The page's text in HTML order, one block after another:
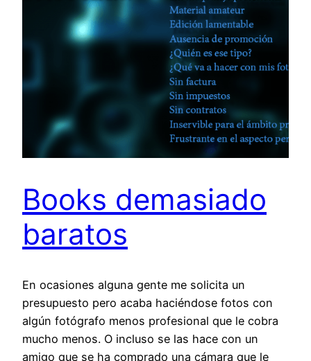
Books demasiado
baratos
En ocasiones alguna gente me solicita un
presupuesto pero acaba haciéndose fotos con
algún fotógrafo menos profesional que le cobra
mucho menos. O incluso se las hace con un
amigo que se ha comprado una cámara que le